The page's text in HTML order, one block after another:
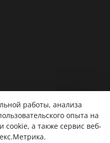
данных
не является публичной
и назначения лечения.
работы, анализа
опыта на
cookie, а также сервис веб-